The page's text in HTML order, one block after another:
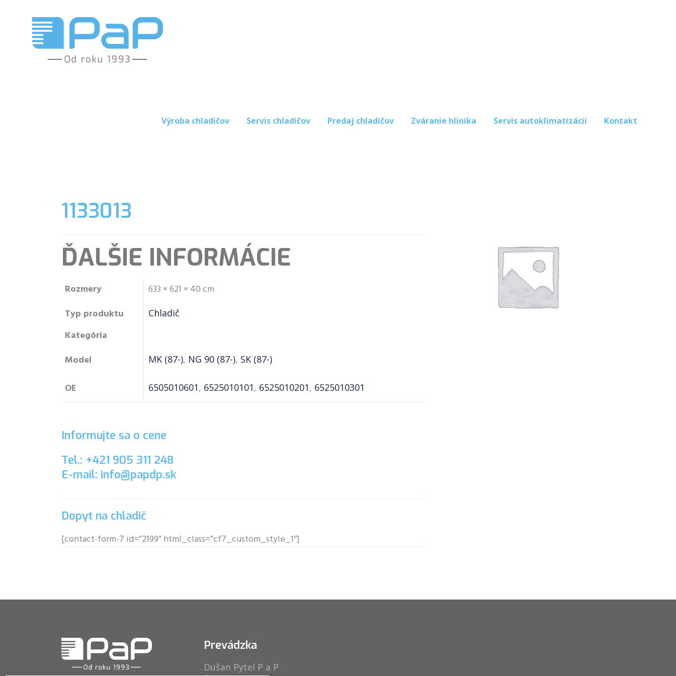
Výroba chladičov Servis chladičov Predaj chladičov Zváranie hliníka Servis autoklimatizácií Kontakt
1133013
ĎALŠIE INFORMÁCIE
Rozmery
633 × 621 × 40 cm
Typ produktu
Chladič
Kategória
Model
MK (87-), NG 90 (87-), SK (87-)
OE 6505010601, 6525010101, 6525010201, 6525010301
Informujte sa o cene
Tel.: +421 905 311 248
E-mail: info@papdp.sk
Dopyt na chladič
[contact-form-7 id=”2199″ html_class=”cf7_custom_style_1″]
Prevádzka
Dušan Pytel P a P